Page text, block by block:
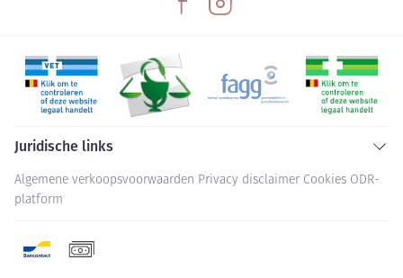
Juridische links
Algemene verkoopsvoorwaarden Privacy disclaimer Cookies ODR-
platform